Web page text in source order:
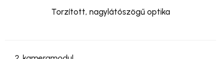
Torzított, nagylátószögű optika